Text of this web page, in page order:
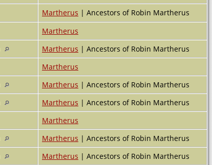
Martherus | Ancestors of Robin Martherus
Martherus
Martherus | Ancestors of Robin Martherus
Martherus
Martherus | Ancestors of Robin Martherus
Martherus | Ancestors of Robin Martherus
Martherus
Martherus | Ancestors of Robin Martherus
Martherus | Ancestors of Robin Martherus